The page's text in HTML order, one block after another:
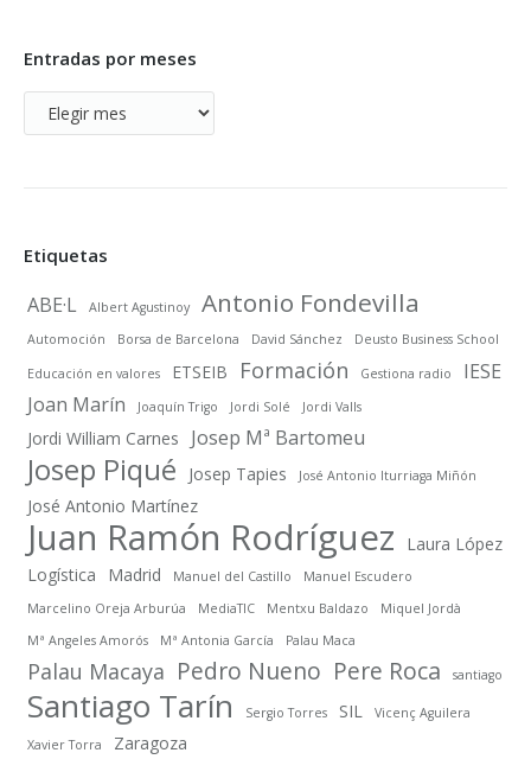
Entradas por meses
Entradas
por
Etiquetas
ABE·L Albert Agustinoy Antonio Fondevilla
Automoción Borsa de Barcelona David Sánchez Deusto Business School
Educación en valores ETSEIB Formación Gestiona radio
IESE
Joan Marín
Joaquín Trigo Jordi Solé Jordi Valls
Jordi William Carnes Josep Mª Bartomeu
Josep Piqué Josep Tapies José Antonio Iturriaga Miñón
José Antonio Martínez
Juan Ramón Rodríguez
Laura López
Logística
Madrid Manuel del Castillo
Manuel Escudero
Marcelino Oreja Arburúa
MediaTIC Mentxu Baldazo
Miquel Jordà
Mª Angeles Amorós
Mª Antonia García Palau Maca
Palau Macaya Pedro Nueno Pere Roca santiago
Santiago Tarín Sergio Torres SIL
Vicenç Aguilera
Xavier Torra
Zaragoza